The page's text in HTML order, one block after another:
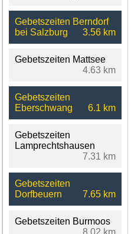
Gebetszeiten Berndorf
bei Salzburg
3.56 km
Gebetszeiten Mattsee
4.63 km
Gebetszeiten
Eberschwang
6.1 km
Gebetszeiten
Lamprechtshausen
7.31 km
Gebetszeiten
Dorfbeuern
7.65 km
Gebetszeiten Burmoos